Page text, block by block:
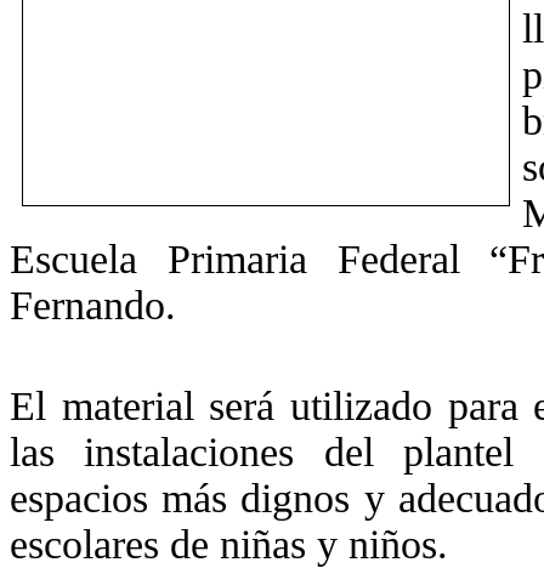
Escuela Primaria Federal
Fernando.
El material será utilizado para
las instalaciones del plantel
espacios más dignos y
escolares de niñas y niños.